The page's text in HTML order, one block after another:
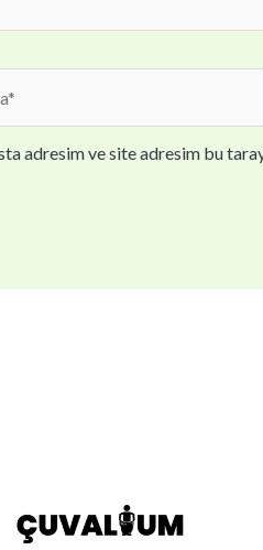
adresim ve site adresim bu